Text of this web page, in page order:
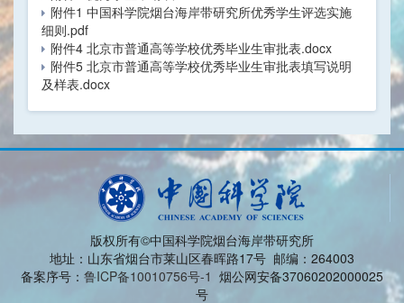
附件1 中国科学院烟台海岸带研究所优秀学生评选实施
细则.pdf
附件4 北京市普通高等学校优秀毕业生审批表.docx
附件5 北京市普通高等学校优秀毕业生审批表填写说明
及样表.docx
版权所有©中国科学院烟台海岸带研究所
地址：山东省烟台市莱山区春晖路17号 邮编：264003
备案序号： 鲁ICP备10010756号-1 烟公网安备37060202000025
号